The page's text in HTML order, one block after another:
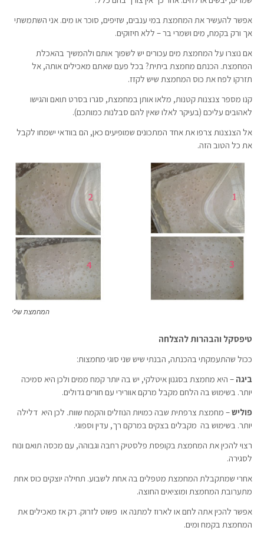
אפשר להעשיר את המחמצת במי ענבים, שזיפים, סוכר או מים. אני השתמשתי
אך ורק בקמח, מים ושמרי בר – ללא חיזוקים.
אם נוצרו על המחמצת מים עכורים יש לשפוך אותם ולהמשיך בהאכלת
המחמצת. הכנתם מחמצת ביתית? בכל פעם שאתם מאכילים אותה, אל
תזרקו לפח את כוס המחמצת שיש לקזז.
קנו מספר צנצנות קטנות, מלאו אותן במחמצת, סגרו בסרט תואם והגישו
לאהובים עליכם (בעיקר לאלו שאין להם סבלנות כמותכם).
אל הצנצנות צרפו את אחד המתכונים שמופיעים כאן, הם בוודאי ישמחו לקבל
את כל הטוב הזה.
המחמצת שלי
טיפסקל והבהרות להצלחה
ככול שהתעמקתי בהכנתה, הבנתי שיש שני סוגי מחמצות:
ביגה – היא מחמצת בסגנון איטלקי, יש בה יותר קמח ממים ולכן היא סמיכה
יותר. בשימוש בה הלחם מקבל מרקם אוורירי עם חורים גדולים.
פוליש– מחמצת צרפתית שבה כמויות הנוזלים והקמח שוות. לכן היא דלילה
יותר. בשימוש בה מקבלים בצקים במרקם רך, עדין וספוגי.
רצוי להכין את המחמצת בקופסת פלסטיק רחבה וגבוהה, עם מכסה תואם ונוח
לסגירה.
אחרי שמתקבלת המחמצת מטפלים בה אחת לשבוע. תחילה יוצקים כוס אחת
מתערובת המחמצת ומוציאים החוצה.
אפשר להכין אתה לחם או לארוז למתנה או פשוט לזרוק. רק אז מאכילים את
המחמצת בקמח ומים.